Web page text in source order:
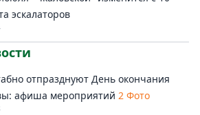
эскалаторов
отпразднуют День окончания
афиша мероприятий 2 Фото